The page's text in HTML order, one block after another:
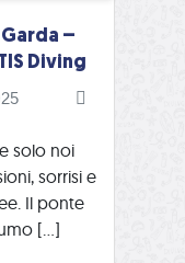
–
Diving
solo noi
sorrisi e
Il ponte
[…]